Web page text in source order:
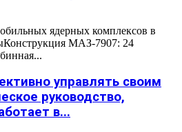
ядерных комплексов в
МАЗ-7907: 24
управлять своим
руководство,
в...